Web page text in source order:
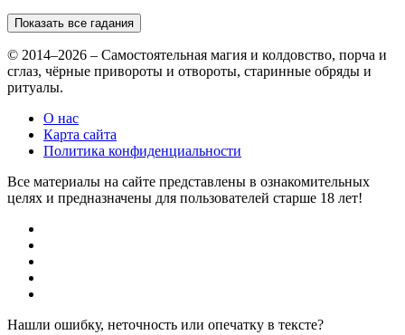
Показать все гадания
© 2014–2026 – Самостоятельная магия и колдовство, порча и
сглаз, чёрные привороты и отвороты, старинные обряды и
ритуалы.
О нас
Карта сайта
Политика конфиденциальности
Все материалы на сайте представлены в ознакомительных
целях и предназначены для пользователей старше 18 лет!
Нашли ошибку, неточность или опечатку в тексте?